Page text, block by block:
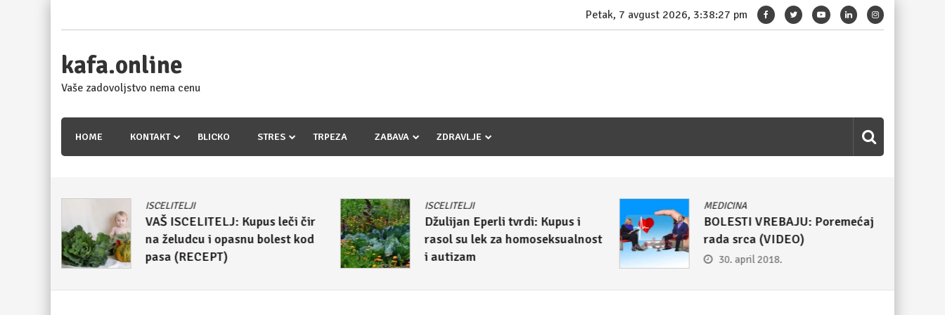
Petak, 7 avgust 2026, 3:38:28 pm
kafa.online
Vaše zadovoljstvo nema cenu
HOME KONTAKT BLICKO STRES TRPEZA ZABAVA ZDRAVLJE
ISCELITELJI
VAŠ ISCELITELJ: Kupus leči čir
na želudcu i opasnu bolest kod
pasa (RECEPT)
ISCELITELJI
Džulijan Eperli tvrdi: Kupus i
rasol su lek za homoseksualnost
i autizam
MEDICINA
BOLESTI VREBAJU: Poremećaj
rada srca (VIDEO)
30. april 2018.